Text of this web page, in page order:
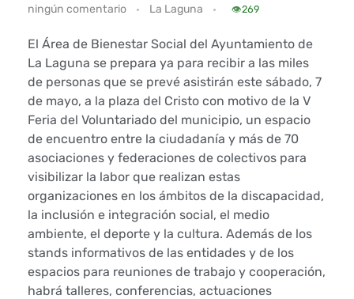
a
L
a
g
u
n
a
s
e
ningún comentario
La Laguna 👁️269
El Área de Bienestar Social del Ayuntamiento de
La Laguna se prepara ya para recibir a las miles
de personas que se prevé asistirán este sábado, 7
de mayo, a la plaza del Cristo con motivo de la V
Feria del Voluntariado del municipio, un espacio
de encuentro entre la ciudadanía y más de 70
asociaciones y federaciones de colectivos para
visibilizar la labor que realizan estas
organizaciones en los ámbitos de la discapacidad,
la inclusión e integración social, el medio
ambiente, el deporte y la cultura. Además de los
stands informativos de las entidades y de los
espacios para reuniones de trabajo y cooperación,
habrá talleres, conferencias, actuaciones